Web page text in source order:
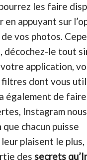
les faire
appuyant sur
vos photos.
, décochez-le tout
application,
filtres dont vous
également de
Instagram
chacun puisse
plaisent le plus,
des secrets